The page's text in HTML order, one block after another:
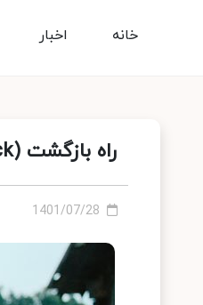
اخبار خانه
راه بازگشت (The Way Back)
1401/07/28